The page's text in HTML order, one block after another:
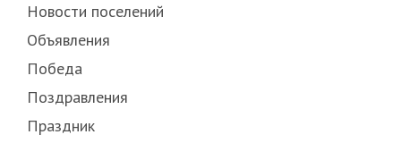
Новости поселений
Объявления
Победа
Поздравления
Праздник